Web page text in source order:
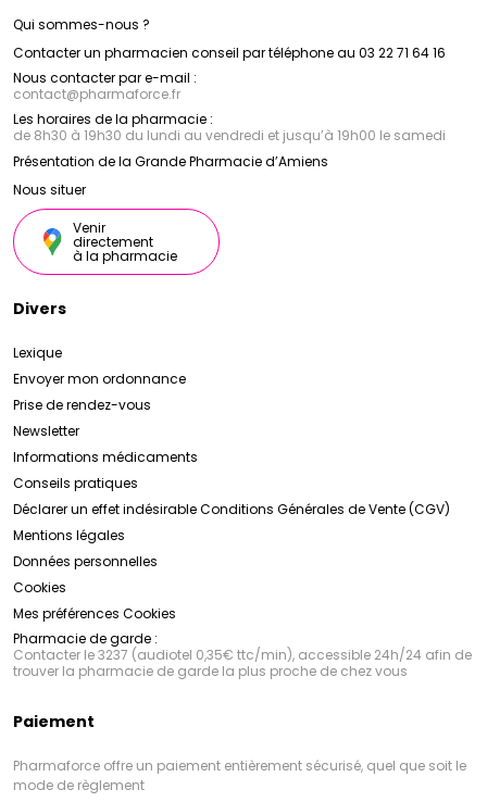
Qui sommes-nous ?
Contacter un pharmacien conseil par téléphone au 03 22 71 64 16
Nous contacter par e-mail :
contact@pharmaforce.fr
Les horaires de la pharmacie :
de 8h30 à 19h30 du lundi au vendredi et jusqu’à 19h00 le samedi
Présentation de la Grande Pharmacie d’Amiens
Nous situer
Venir
directement
à la pharmacie
Divers
Lexique
Envoyer mon ordonnance
Prise de rendez-vous
Newsletter
Informations médicaments
Conseils pratiques
Déclarer un effet indésirableConditions Générales de Vente (CGV)
Mentions légales
Données personnelles
Cookies
Mes préférences Cookies
Pharmacie de garde :
Contacter le 3237 (audiotel 0,35€ ttc/min), accessible 24h/24 afin de
trouver la pharmacie de garde la plus proche de chez vous
Paiement
Pharmaforce offre un paiement entièrement sécurisé, quel que soit le
mode de règlement